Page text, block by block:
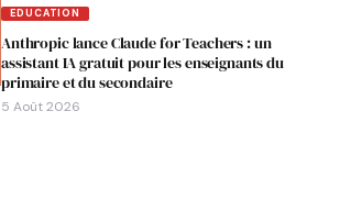
EDUCATION
Anthropic lance Claude for Teachers : un
assistant IA gratuit pour les enseignants du
primaire et du secondaire
5 Août 2026